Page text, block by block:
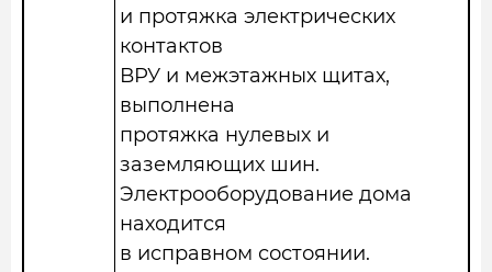
и протяжка электрических
контактов
ВРУ и межэтажных щитах,
выполнена
протяжка нулевых и
заземляющих шин.
Электрооборудование дома
находится
в исправном состоянии.